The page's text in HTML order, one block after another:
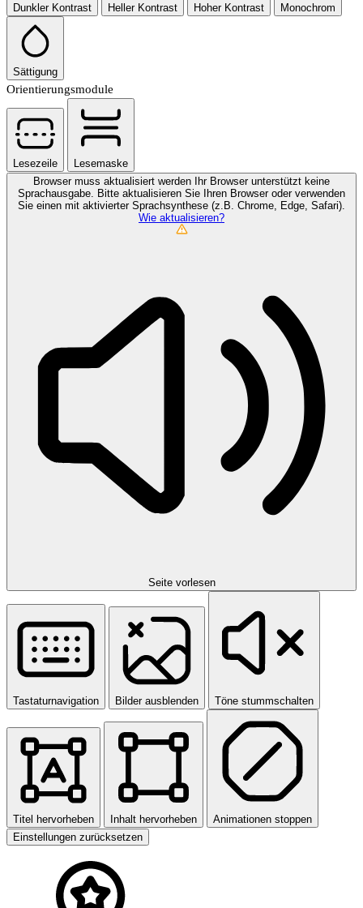
Dunkler Kontrast Heller Kontrast Hoher Kontrast Monochrom
Sättigung
Orientierungsmodule
Lesezeile
Lesemaske
Browser muss aktualisiert werden Ihr Browser unterstützt keine
Sprachausgabe. Bitte aktualisieren Sie Ihren Browser oder verwenden
Sie einen mit aktivierter Sprachsynthese (z.B. Chrome, Edge, Safari).
Wie aktualisieren?
Seite vorlesen
Tastaturnavigation Bilder ausblenden Töne stummschalten
Titel hervorheben Inhalt hervorheben
Animationen stoppen
Einstellungen zurücksetzen